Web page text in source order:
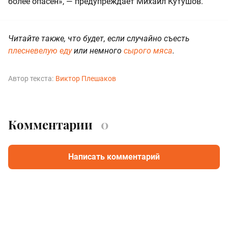
Читайте также, что будет, если случайно съесть
плесневелую едуили немного сырого мяса.
Автор текста: Виктор Плешаков
Комментарии 0
Написать комментарий